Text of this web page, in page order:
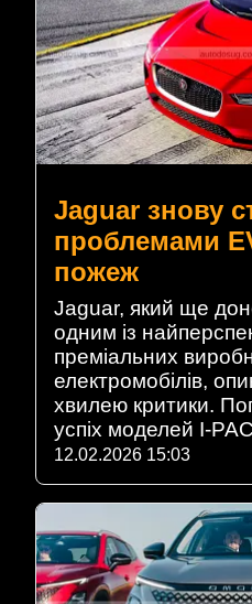
Jaguar знову
проблемами
пожеж
Jaguar, який ще
одним із
преміальних
електромобілів,
хвилею критики.
успіх моделей I-
12.02.2026 15:03